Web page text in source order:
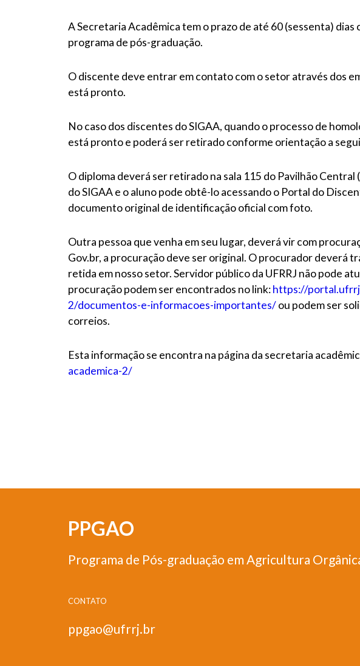
A Secretaria Acadêmica tem o prazo de até 60 (sessenta)
programa de pós-graduação.
O discente deve entrar em contato com o setor através dos
está pronto.
No caso dos discentes do SIGAA, quando o processo de
está pronto e poderá ser retirado conforme orientação a
O diploma deverá ser retirado na sala 115 do Pavilhão
do SIGAA e o aluno pode obtê-lo acessando o Portal do
documento original de identificação oficial com foto.
Outra pessoa que venha em seu lugar, deverá vir com
Gov.br, a procuração deve ser original. O procurador deverá
retida em nosso setor. Servidor público da UFRRJ não pode
procuração podem ser encontrados no link:https://
2/documentos-e-informacoes-importantes/ou podem ser
correios.
Esta informação se encontra na página da secretaria
academica-2/
PPGAO
Programa de Pós-graduação em Agricultura
CONTATO
ppgao@ufrrj.br